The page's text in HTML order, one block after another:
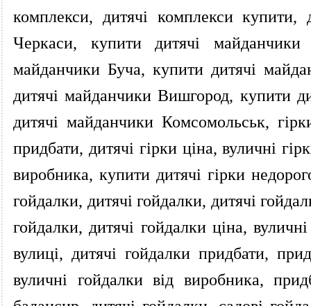
комплекси, дитячі комплекси
Черкаси, купити дитячі
майданчики Буча, купити дитячі
дитячі майданчики Вишгород, купити
дитячі майданчики Комсомольськ,
придбати, дитячі гірки ціна, вуличні
виробника, купити дитячі гірки
гойдалки, дитячі гойдалки, дитячі
гойдалки, дитячі гойдалки ціна,
вулиці, дитячі гойдалки придбати,
вуличні гойдалки від виробника,